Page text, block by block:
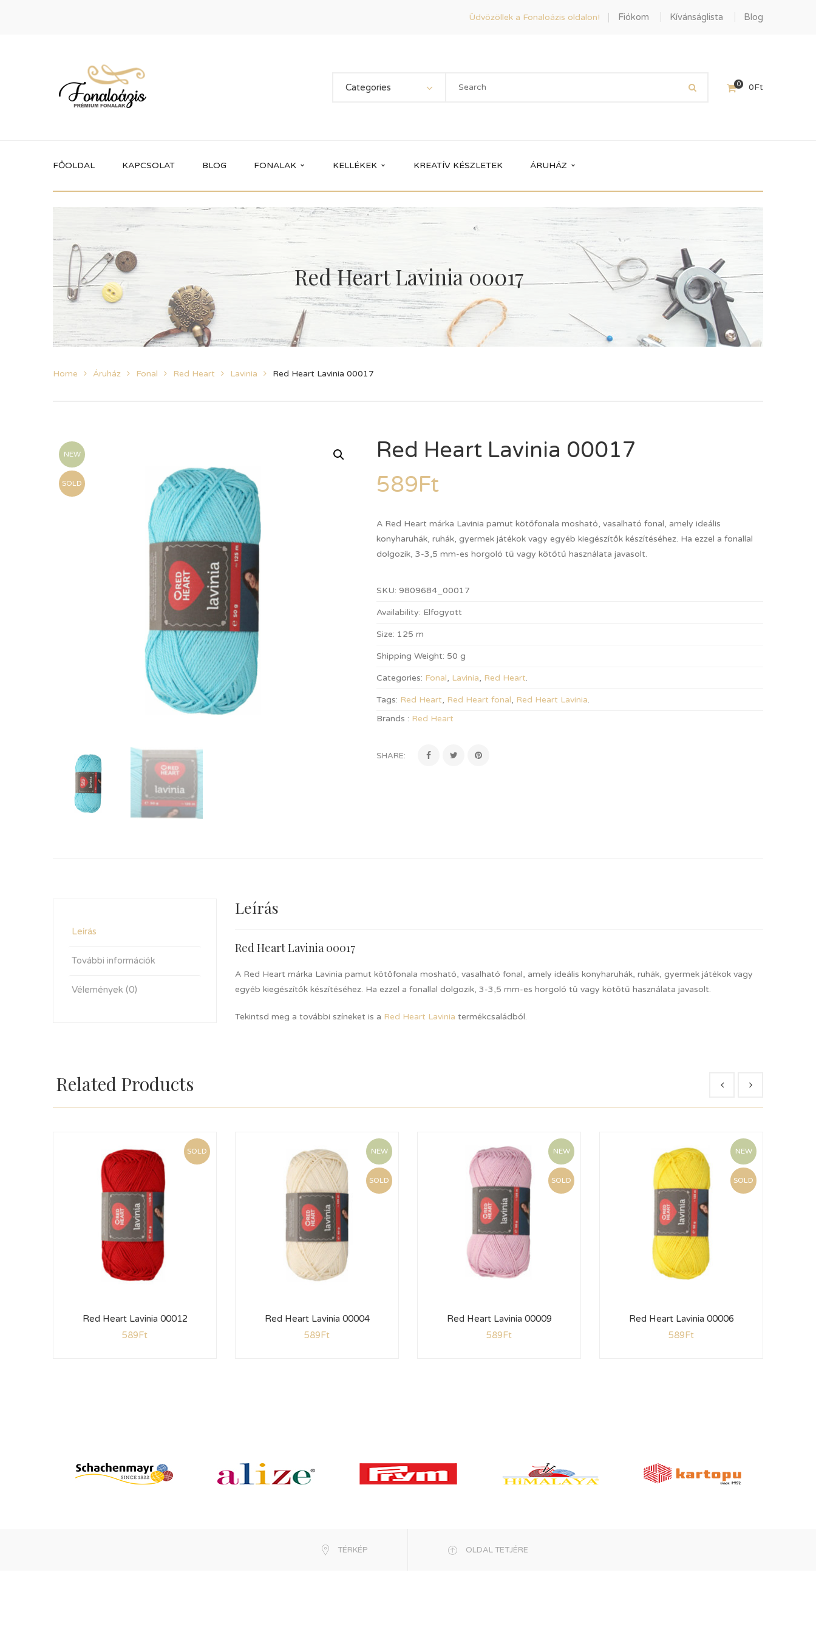
Üdvözöllek a Fonaloázis oldalon! Fiókom Kívánságlista Blog
Categories 0 0Ft
FŐOLDAL KAPCSOLAT BLOG FONALAK KELLÉKEK KREATÍV KÉSZLETEK ÁRUHÁZ
Itt megtalálhatod a fonaloázis által
forgalmazott összes terméket
Red Heart Lavinia 00017
Home Áruház Fonal Red Heart Lavinia Red Heart Lavinia 00017
NEW
SOLD
Red Heart Lavinia 00017
589Ft
A Red Heart márka Lavinia pamut kötőfonala mosható, vasalható fonal, amely ideális
konyharuhák, ruhák, gyermek játékok vagy egyéb kiegészítők készítéséhez. Ha ezzel a fonallal
dolgozik, 3-3,5 mm-es horgoló tű vagy kötőtű használata javasolt.
SKU: 9809684_00017
Availability: Elfogyott
Size: 125 m
Shipping Weight: 50 g
Categories: Fonal, Lavinia, Red Heart.
Tags: Red Heart, Red Heart fonal, Red Heart Lavinia.
Brands : Red Heart
SHARE:
Leírás
További információk
Vélemények (0)
Leírás
Red Heart Lavinia 00017
A Red Heart márka Lavinia pamut kötőfonala mosható, vasalható fonal, amely ideális konyharuhák, ruhák, gyermek játékok vagy
egyéb kiegészítők készítéséhez. Ha ezzel a fonallal dolgozik, 3-3,5 mm-es horgoló tű vagy kötőtű használata javasolt.
Tekintsd meg a további színeket is a Red Heart Lavinia termékcsaládból.
Related Products
SOLD
Red Heart Lavinia 00012
589Ft
NEW
SOLD
Red Heart Lavinia 00004
589Ft
NEW
SOLD
Red Heart Lavinia 00009
589Ft
NEW
SOLD
Red Heart Lavinia 00006
589Ft
TÉRKÉP OLDAL TETJÉRE